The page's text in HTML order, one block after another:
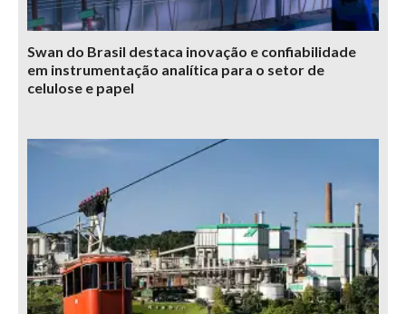
Swan do Brasil destaca inovação e confiabilidade
em instrumentação analítica para o setor de
celulose e papel